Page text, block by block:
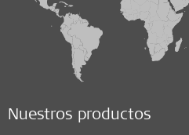
Nuestros productos